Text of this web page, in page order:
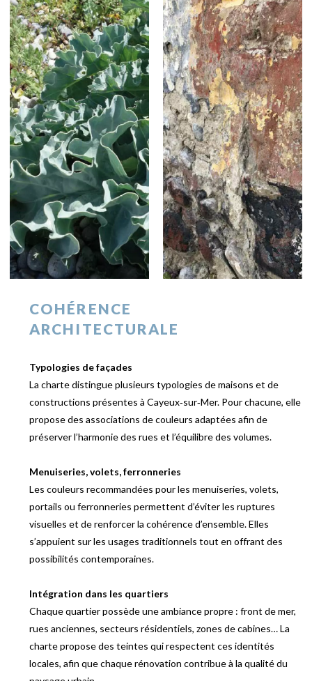
COHÉRENCE
ARCHITECTURALE
Typologies de façades
La charte distingue plusieurs typologies de maisons et de
constructions présentes à Cayeux‑sur‑Mer. Pour chacune, elle
propose des associations de couleurs adaptées afin de
préserver l’harmonie des rues et l’équilibre des volumes.
Menuiseries, volets, ferronneries
Les couleurs recommandées pour les menuiseries, volets,
portails ou ferronneries permettent d’éviter les ruptures
visuelles et de renforcer la cohérence d’ensemble. Elles
s’appuient sur les usages traditionnels tout en offrant des
possibilités contemporaines.
Intégration dans les quartiers
Chaque quartier possède une ambiance propre : front de mer,
rues anciennes, secteurs résidentiels, zones de cabines… La
charte propose des teintes qui respectent ces identités
locales, afin que chaque rénovation contribue à la qualité du